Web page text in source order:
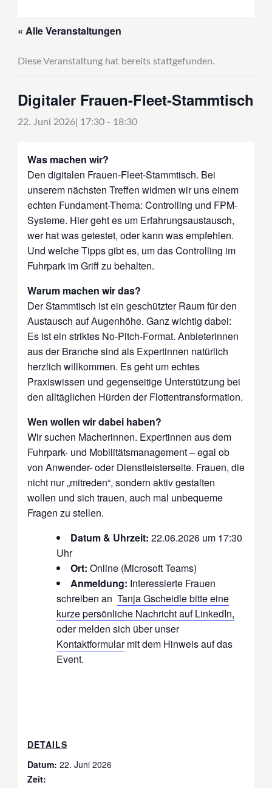
« Alle Veranstaltungen
Diese Veranstaltung hat bereits stattgefunden.
Digitaler Frauen-Fleet-Stammtisch
22. Juni 2026| 17:30- 18:30
Was machen wir?
Den digitalen Frauen-Fleet-Stammtisch. Bei
unserem nächsten Treffen widmen wir uns einem
echten Fundament-Thema: Controlling und FPM-
Systeme. Hier geht es um Erfahrungsaustausch,
wer hat was getestet, oder kann was empfehlen.
Und welche Tipps gibt es, um das Controlling im
Fuhrpark im Griff zu behalten.
Warum machen wir das?
Der Stammtisch ist ein geschützter Raum für den
Austausch auf Augenhöhe. Ganz wichtig dabei:
Es ist ein striktes No-Pitch-Format. Anbieterinnen
aus der Branche sind als Expertinnen natürlich
herzlich willkommen. Es geht um echtes
Praxiswissen und gegenseitige Unterstützung bei
den alltäglichen Hürden der Flottentransformation.
Wen wollen wir dabei haben?
Wir suchen Macherinnen. Expertinnen aus dem
Fuhrpark- und Mobilitätsmanagement – egal ob
von Anwender- oder Dienstleisterseite. Frauen, die
nicht nur „mitreden“, sondern aktiv gestalten
wollen und sich trauen, auch mal unbequeme
Fragen zu stellen.
Datum & Uhrzeit: 22.06.2026 um 17:30
Uhr
Ort: Online (Microsoft Teams)
Anmeldung: Interessierte Frauen
schreiben an Tanja Gscheidle bitte eine
kurze persönliche Nachricht auf LinkedIn,
oder melden sich über unser
Kontaktformularmit dem Hinweis auf das
Event.
DETAILS
Datum: 22. Juni 2026
Zeit: